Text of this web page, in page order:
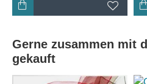
Wahl für jede Jahreszeit, ob
Winterkälte schützen oder
Und dann ist da noch die
Seide. Mit ihrem dezenten
Gerne zusammen mit
gekauft